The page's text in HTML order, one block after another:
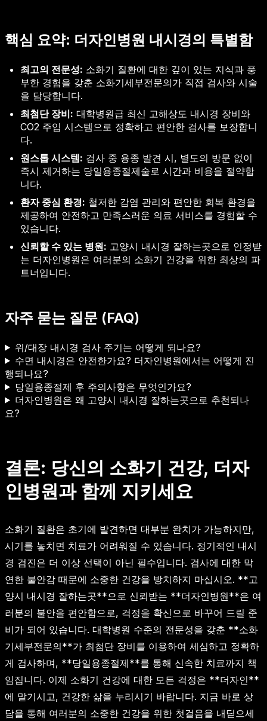
핵심 요약: 더자인병원 내시경의 특별함
최고의 전문성: 소화기 질환에 대한 깊이 있는 지식과 풍
부한 경험을 갖춘 소화기세부전문의가 직접 검사와 시술
을 담당합니다.
최첨단 장비: 대학병원급 최신 고해상도 내시경 장비와
CO2 주입 시스템으로 정확하고 편안한 검사를 보장합니
다.
원스톱 시스템: 검사 중 용종 발견 시, 별도의 방문 없이
즉시 제거하는 당일용종절제술로 시간과 비용을 절약합
니다.
환자 중심 환경: 철저한 감염 관리와 편안한 회복 환경을
제공하여 안전하고 만족스러운 의료 서비스를 경험할 수
있습니다.
신뢰할 수 있는 병원: 고양시 내시경 잘하는곳으로 인정받
는 더자인병원은 여러분의 소화기 건강을 위한 최상의 파
트너입니다.
자주 묻는 질문 (FAQ)
위/대장 내시경 검사 주기는 어떻게 되나요?
수면 내시경은 안전한가요? 더자인병원에서는 어떻게 진
행되나요?
당일용종절제 후 주의사항은 무엇인가요?
더자인병원은 왜 고양시 내시경 잘하는곳으로 추천되나
요?
결론: 당신의 소화기 건강, 더자
인병원과 함께 지키세요
소화기 질환은 초기에 발견하면 대부분 완치가 가능하지만,
시기를 놓치면 치료가 어려워질 수 있습니다. 정기적인 내시
경 검진은 더 이상 선택이 아닌 필수입니다. 검사에 대한 막
연한 불안감 때문에 소중한 건강을 방치하지 마십시오. **고
양시 내시경 잘하는곳**으로 신뢰받는 **더자인병원**은 여
러분의 불안을 편안함으로, 걱정을 확신으로 바꾸어 드릴 준
비가 되어 있습니다. 대학병원 수준의 전문성을 갖춘 **소화
기세부전문의**가 최첨단 장비를 이용하여 세심하고 정확하
게 검사하며, **당일용종절제**를 통해 신속한 치료까지 책
임집니다. 이제 소화기 건강에 대한 모든 걱정은 **더자인**
에 맡기시고, 건강한 삶을 누리시기 바랍니다. 지금 바로 상
담을 통해 여러분의 소중한 건강을 위한 첫걸음을 내딛으세